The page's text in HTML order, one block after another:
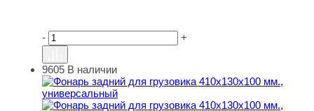
- +
Фонарь задний для грузовика 410х130х100 мм.,
9605 В наличии